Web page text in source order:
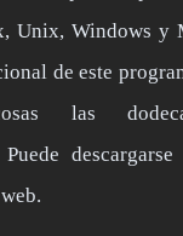
Unix, Windows y
de este
las